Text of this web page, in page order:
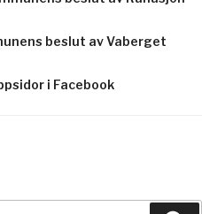
beslut av Vaberget
i Facebook